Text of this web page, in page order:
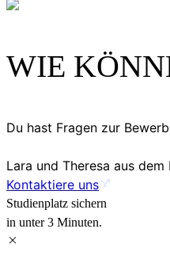
WIE
Du hast Fragen zur
Lara und Theresa aus
Kontaktiere uns
Studienplatz sichern
in unter 3 Minuten.